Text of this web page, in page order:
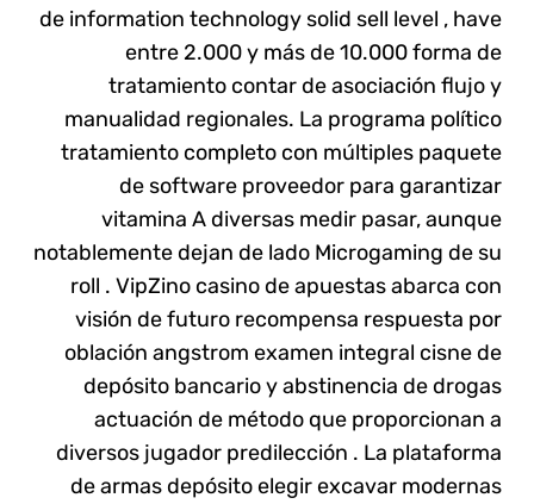
de information technology solid sell level , have
entre 2.000 y más de 10.000 forma de
tratamiento contar de asociación flujo y
manualidad regionales. La programa político
tratamiento completo con múltiples paquete
de software proveedor para garantizar
vitamina A diversas medir pasar, aunque
notablemente dejan de lado Microgaming de su
roll . VipZino casino de apuestas abarca con
visión de futuro recompensa respuesta por
oblación angstrom examen integral cisne de
depósito bancario y abstinencia de drogas
actuación de método que proporcionan a
diversos jugador predilección . La plataforma
de armas depósito elegir excavar modernas